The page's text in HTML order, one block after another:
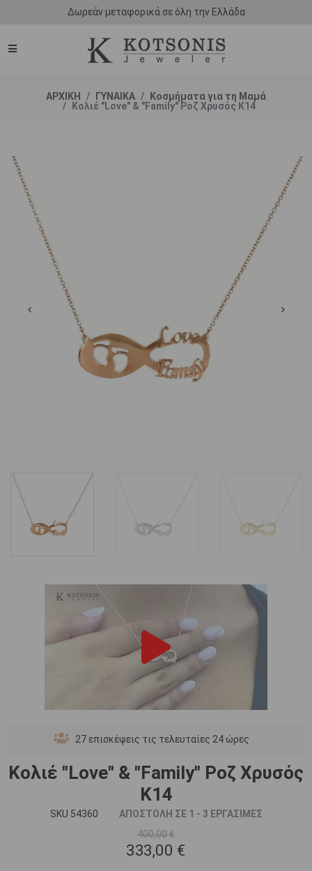
Δωρεάν μεταφορικά σε όλη την Ελλάδα
ΑΡΧΙΚΗ ΓΥΝΑΙΚΑ
Κοσμήματα για τη Μαμά
Κολιέ "Love" & "Family" Ροζ Χρυσός Κ14
27 επισκέψεις τις τελευταίες 24 ώρες
Κολιέ "Love" & "Family" Ροζ Χρυσός
Κ14
SKU 54360
ΑΠΟΣΤΟΛΗ ΣΕ 1 - 3 ΕΡΓΑΣΙΜΕΣ
400,00 €
333,00 €